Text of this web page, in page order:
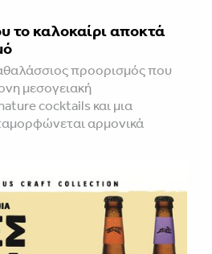
το καλοκαίρι αποκτά
προορισμός που
μεσογειακή
cocktails και μια
αρμονικά